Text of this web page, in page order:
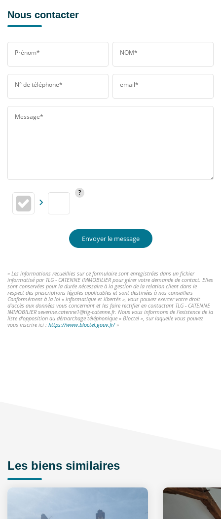
Nous contacter
Prénom* NOM*
N° de téléphone* email*
Message*
Envoyer le message
« Les informations recueillies sur ce formulaire sont enregistrées dans un fichier
informatisé par TLG - CATENNE IMMOBILIER pour gérer votre demande de contact. Elles
sont conservées pour la durée nécessaire à la gestion de la relation client dans le
respect des prescriptions légales applicables et sont destinées à nos conseillers
Conformément à la loi « informatique et libertés », vous pouvez exercer votre droit
d'accès aux données vous concernant et les faire rectifier en contactant TLG - CATENNE
IMMOBILIER severine.catenne1@tlg-catenne.fr. Nous vous informons de l'existence de la
liste d'opposition au démarchage téléphonique « Bloctel », sur laquelle vous pouvez
vous inscrire ici : https://www.bloctel.gouv.fr/»
Les biens similaires